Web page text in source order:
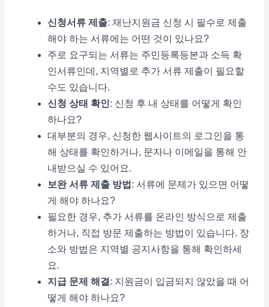
신청서류 제출: 재난지원금 신청 시 필수로 제출
해야 하는 서류에는 어떤 것이 있나요?
주로 요구되는 서류는 주민등록등본과 소득 확
인서류인데, 지역별로 추가 서류 제출이 필요할
수도 있습니다.
신청 상태 확인: 신청 후 내 상태를 어떻게 확인
하나요?
대부분의 경우, 신청한 웹사이트의 로그인을 통
해 상태를 확인하거나, 문자나 이메일을 통해 안
내받으실 수 있어요.
보완 서류 제출 방법 : 서류에 문제가 있으면 어떻
게 해야 하나요?
필요한 경우, 추가 서류를 온라인 방식으로 제출
하거나, 직접 방문 제출하는 방법이 있습니다. 장
소와 방법은 지역별 공지사항을 통해 확인하세
요.
지급 문제 해결 : 지원금이 입금되지 않았을 때 어
떻게 해야 하나요?